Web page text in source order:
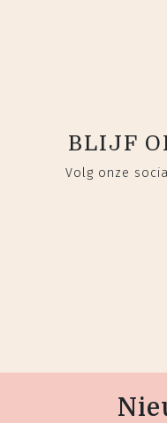
BLIJF
Volg onze